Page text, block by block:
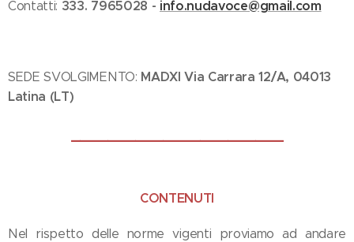
Contatti: 333. 7965028 - info.nudavoce@gmail.com
SEDE SVOLGIMENTO: MADXI Via Carrara 12/A, 04013
Latina (LT)
_______________________
CONTENUTI
Nel rispetto delle norme vigenti proviamo ad andare